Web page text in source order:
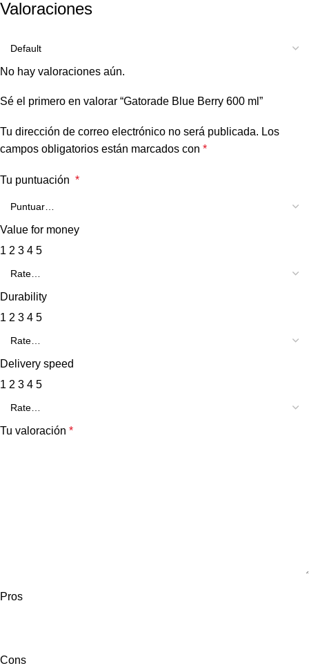
Valoraciones
No hay valoraciones aún.
Sé el primero en valorar “Gatorade Blue Berry 600 ml”
Tu dirección de correo electrónico no será publicada. Los
campos obligatorios están marcados con *
Tu puntuación *
Value for money
1 2 3 4 5
Durability
1 2 3 4 5
Delivery speed
1 2 3 4 5
Tu valoración *
Pros
Cons